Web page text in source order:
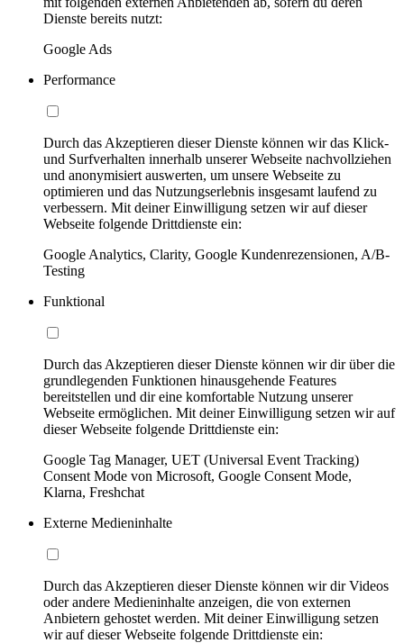
Dienste bereits nutzt:
Google Ads
Performance
Durch das Akzeptieren dieser Dienste können wir das Klick-
und Surfverhalten innerhalb unserer Webseite nachvollziehen
und anonymisiert auswerten, um unsere Webseite zu
optimieren und das Nutzungserlebnis insgesamt laufend zu
verbessern. Mit deiner Einwilligung setzen wir auf dieser
Webseite folgende Drittdienste ein:
Google Analytics, Clarity, Google Kundenrezensionen, A/B-
Testing
Funktional
Durch das Akzeptieren dieser Dienste können wir dir über die
grundlegenden Funktionen hinausgehende Features
bereitstellen und dir eine komfortable Nutzung unserer
Webseite ermöglichen. Mit deiner Einwilligung setzen wir auf
dieser Webseite folgende Drittdienste ein:
Google Tag Manager, UET (Universal Event Tracking)
Consent Mode von Microsoft, Google Consent Mode,
Klarna, Freshchat
Externe Medieninhalte
Durch das Akzeptieren dieser Dienste können wir dir Videos
oder andere Medieninhalte anzeigen, die von externen
Anbietern gehostet werden. Mit deiner Einwilligung setzen
wir auf dieser Webseite folgende Drittdienste ein: